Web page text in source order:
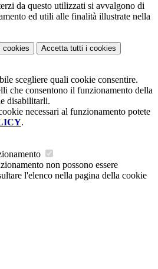
da questo utilizzati si avvalgono di
ed utili alle finalità illustrate nella
cookies Accetta tutti i cookies
scegliere quali cookie consentire.
che consentono il funzionamento della
disabilitarli.
necessari al funzionamento potete
.
non possono essere
l'elenco nella pagina della cookie